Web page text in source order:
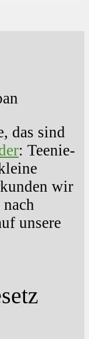
das sind
: Teenie-
wir
unsere